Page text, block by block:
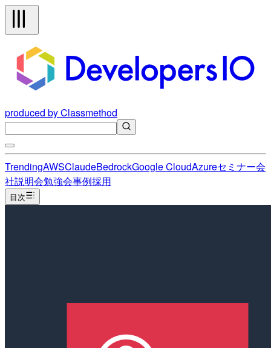
produced by Classmethod
TrendingAWSClaudeBedrockGoogle CloudAzureセミナー会
社説明会勉強会事例採用
目次